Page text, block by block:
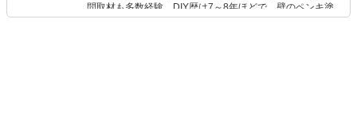
問取材も多数経験。DIY歴は7～8年ほどで、壁のペンキ塗
りや壁紙チェンジなどもチャレンジ済み。初心者でもモノ